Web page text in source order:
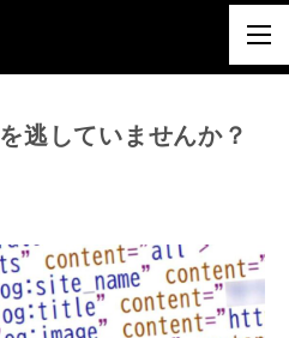
逃していませんか？